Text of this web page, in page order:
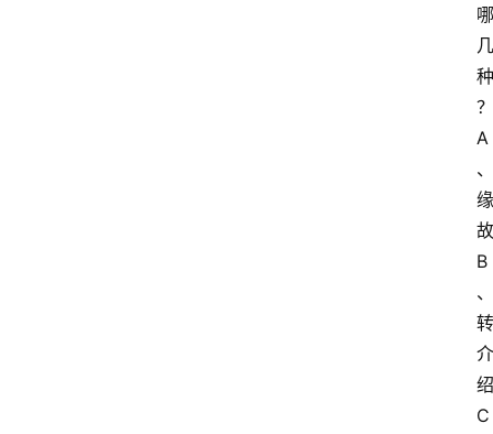
哪
几
种
？
A
、
缘
故
B
、
转
介
绍
C